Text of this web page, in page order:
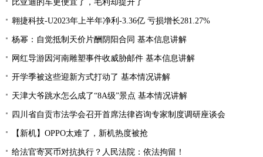
比亚迪的车更便宜了，毛利却提升了
翱捷科技-U2023年上半年净利-3.36亿 亏损增长281.27%
杨幂：自觉抵制天价片酬阴阳合同 基本信息讲解
网红导游因河南雕塑事件收威胁邮件 基本信息讲解
开学季被这些迎新方式打动了 基本情况讲解
天津大爷跳水怎么成了“8A级”景点 基本情况讲解
四川省自贡市法学会召开首席法律咨询专家制度调研座谈会
【新机】OPPO太难了，新机热度被抢
给法官寄冥币对抗执行？人民法院：依法拘留！